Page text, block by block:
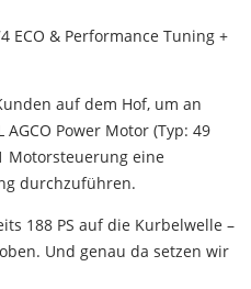
ECO & Performance Tuning +
auf dem Hof, um an
AGCO Power Motor (Typ: 49
Motorsteuerung eine
durchzuführen.
188 PS auf die Kurbelwelle –
Und genau da setzen wir